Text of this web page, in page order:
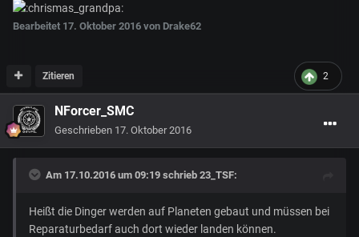
Bearbeitet 17. Oktober 2016 von Drake62
2
Zitieren
NForcer_SMC
Geschrieben 17. Oktober 2016
Am 17.10.2016 um 09:19 schrieb 23_TSF:
Heißt die Dinger werden auf Planeten gebaut und müssen bei
Reparaturbedarf auch dort wieder landen können.